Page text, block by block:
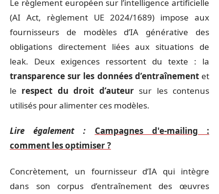
Le règlement européen sur l’intelligence artificielle
(AI Act, règlement UE 2024/1689) impose aux
fournisseurs de modèles d’IA générative des
obligations directement liées aux situations de
leak. Deux exigences ressortent du texte : la
transparence sur les données d’entraînementet
le respect du droit d’auteursur les contenus
utilisés pour alimenter ces modèles.
Lire également :
Campagnes d'e-mailing :
comment les optimiser ?
Concrètement, un fournisseur d’IA qui intègre
dans son corpus d’entraînement des œuvres